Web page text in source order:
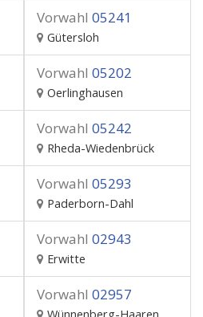
Vorwahl 05241
Gütersloh
Vorwahl 05202
Oerlinghausen
Vorwahl 05242
Rheda-Wiedenbrück
Vorwahl 05293
Paderborn-Dahl
Vorwahl 02943
Erwitte
Vorwahl 02957